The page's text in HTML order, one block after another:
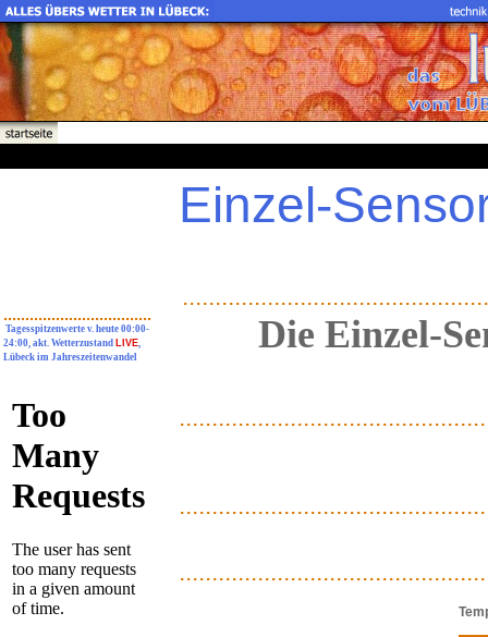
Einzel-
..................................
Tagesspitzenwerte v. heute 00:00-
24:00, akt. Wetterzustand
LIVE
Lübeck im Jahreszeitenwandel
Die Einzel-